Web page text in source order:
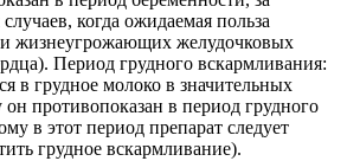
когда ожидаемая польза
жизнеугрожающих желудочковых
Период грудного вскармливания:
в грудное молоко в значительных
он противопоказан в период грудного
в этот период препарат следует
грудное вскармливание).